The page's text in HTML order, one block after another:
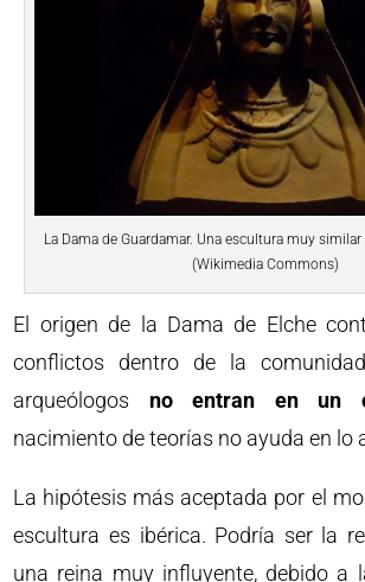
La Dama de Guardamar. Una escultura muy similar
(Wikimedia Commons)
El origen de la Dama de Elche
conflictos dentro de la
arqueólogos no entran en un
nacimiento de teorías no ayuda en lo
La hipótesis más aceptada por el
escultura es ibérica. Podría ser la
una reina muy influyente, debido a